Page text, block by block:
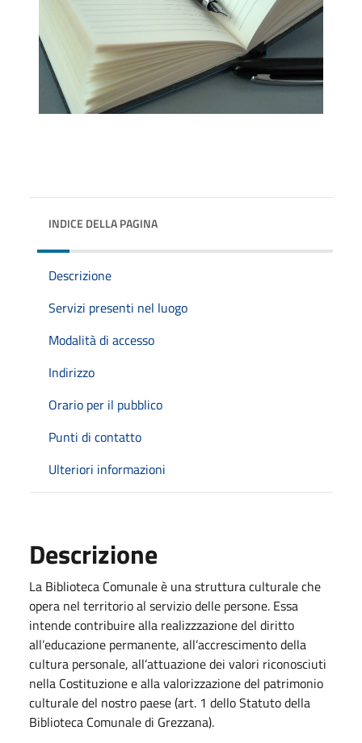
INDICE DELLA PAGINA
Descrizione
Servizi presenti nel luogo
Modalità di accesso
Indirizzo
Orario per il pubblico
Punti di contatto
Ulteriori informazioni
Descrizione
La Biblioteca Comunale è una struttura culturale che
opera nel territorio al servizio delle persone. Essa
intende contribuire alla realizzzazione del diritto
all’educazione permanente, all’accrescimento della
cultura personale, all’attuazione dei valori riconosciuti
nella Costituzione e alla valorizzazione del patrimonio
culturale del nostro paese (art. 1 dello Statuto della
Biblioteca Comunale di Grezzana).